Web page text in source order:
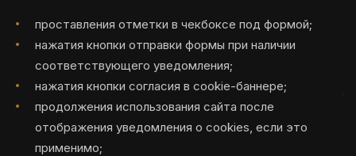
проставления отметки в чекбоксе под формой;
нажатия кнопки отправки формы при наличии
соответствующего уведомления;
нажатия кнопки согласия в cookie-баннере;
продолжения использования сайта после
отображения уведомления о cookies, если это
применимо;